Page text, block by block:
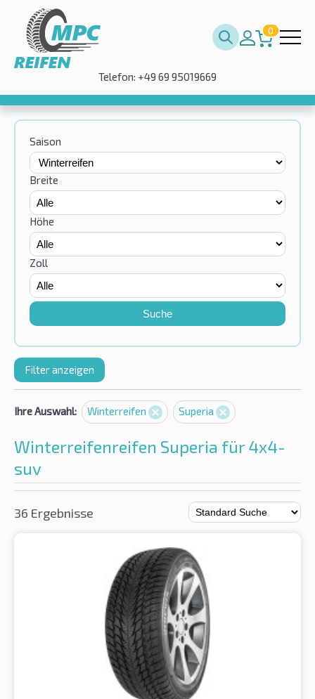
0
Telefon: +49 69 95019669
Saison
Breite
Höhe
Zoll
Suche
Filter anzeigen
Ihre Auswahl: Winterreifen Superia
Winterreifenreifen Superia für 4x4-
suv
36 Ergebnisse